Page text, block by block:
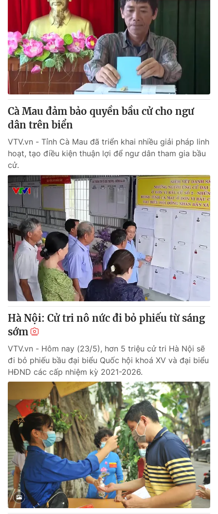
® Cấm sao chép dưới mọi hình thức nếu không có sự chấp
thuận bằng văn bản. Ghi rõ nguồn VTV.vn khi phát hành lại
thông tin từ website này.
Cà Mau đảm bảo quyền bầu cử cho ngư
dân trên biển
VTV.vn - Tỉnh Cà Mau đã triển khai nhiều giải pháp linh
hoạt, tạo điều kiện thuận lợi để ngư dân tham gia bầu
cử.
Hà Nội: Cử tri nô nức đi bỏ phiếu từ sáng
sớm
VTV.vn - Hôm nay (23/5), hơn 5 triệu cử tri Hà Nội sẽ
đi bỏ phiếu bầu đại biểu Quốc hội khoá XV và đại biểu
HĐND các cấp nhiệm kỳ 2021-2026.